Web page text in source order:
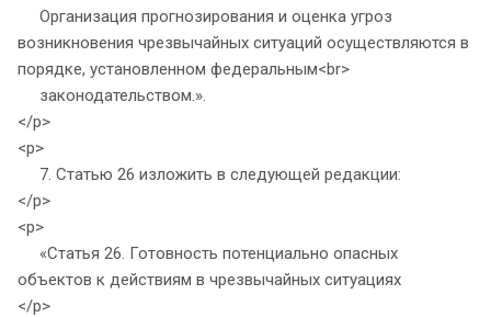
Организация прогнозирования и оценка угроз
возникновения чрезвычайных ситуаций осуществляются в
порядке, установленном федеральным<br>
законодательством.».
</p>
<p>
7. Статью 26 изложить в следующей редакции:
</p>
<p>
«Статья 26. Готовность потенциально опасных
объектов к действиям в чрезвычайных ситуациях
</p>